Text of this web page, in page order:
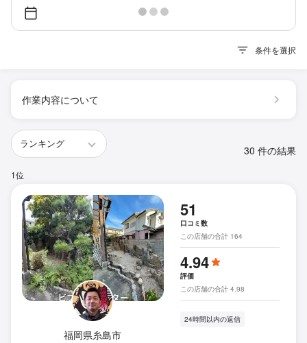
条件を選択
作業内容について
30 件の結果
1位
福岡県糸島市
51
口コミ数
この店舗の合計 164
4.94
評価
この店舗の合計 4.98
24時間以内の返信